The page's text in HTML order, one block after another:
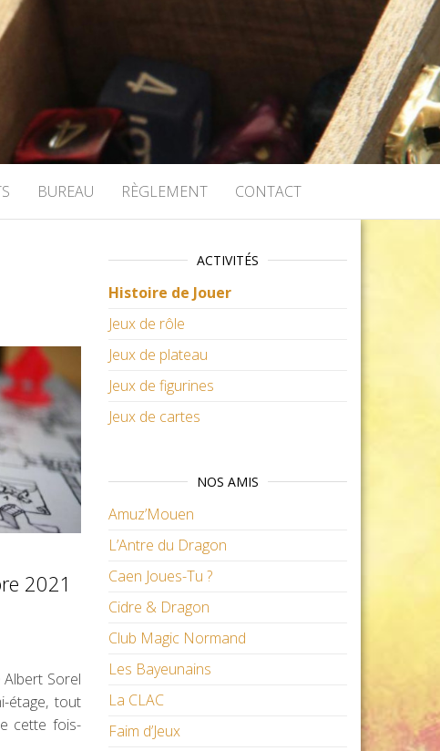
BUREAU RÈGLEMENT CONTACT
2021
Albert Sorel
étage, tout
cette fois-
ACTIVITÉS
Histoire de Jouer
Jeux de rôle
Jeux de plateau
Jeux de figurines
Jeux de cartes
NOS AMIS
Amuz’Mouen
L’Antre du Dragon
Caen Joues-Tu ?
Cidre & Dragon
Club Magic Normand
Les Bayeunains
La CLAC
Faim d’Jeux